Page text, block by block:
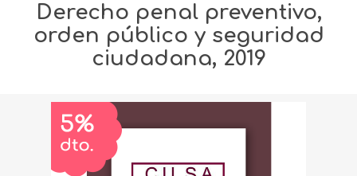
Derecho penal preventivo,
orden público y seguridad
ciudadana, 2019